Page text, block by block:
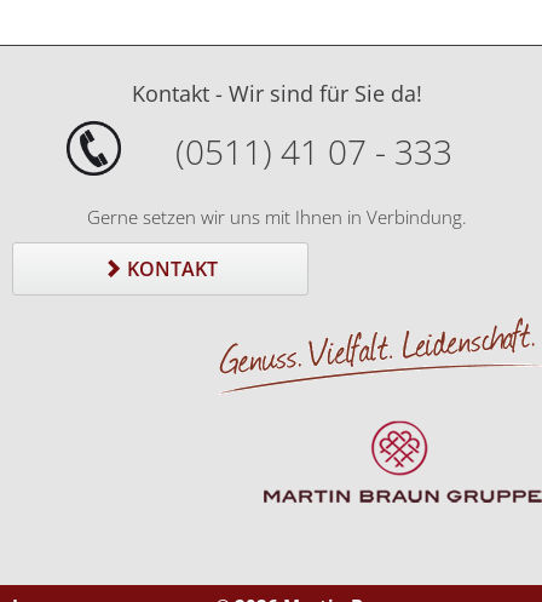
Kontakt - Wir sind für Sie da!
(0511) 41 07 - 333
Gerne setzen wir uns mit Ihnen in Verbindung.
KONTAKT